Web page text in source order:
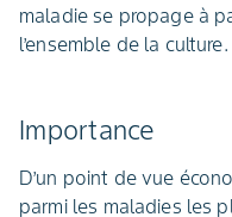
maladie se propage à
l’ensemble de la culture.
Importance
D’un point de vue
parmi les maladies les